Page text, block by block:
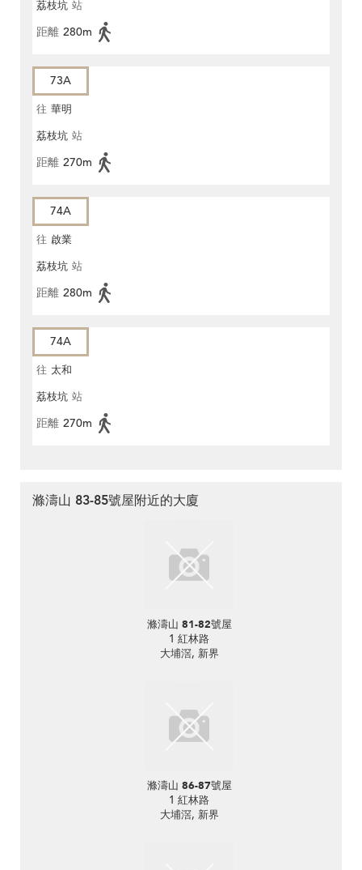
荔枝坑 站
距離 280m
73A
往 華明
荔枝坑 站
距離 270m
74A
往 啟業
荔枝坑 站
距離 280m
74A
往 太和
荔枝坑 站
距離 270m
滌濤山 83-85號屋附近的大廈
滌濤山 81-82號屋
1 紅林路
大埔滘, 新界
滌濤山 86-87號屋
1 紅林路
大埔滘, 新界